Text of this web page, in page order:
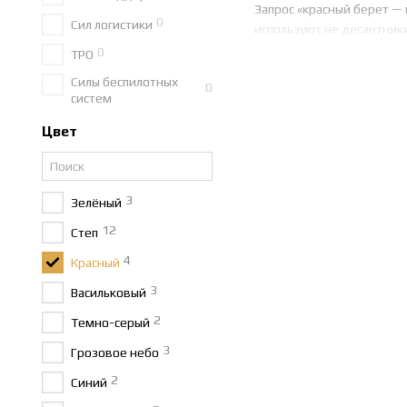
Запрос «красный берет —
используют не
Сил логистики 0
ТРО 0
Силы беспилотных
систем
0
Цвет
Зелёный 3
Степ 12
Красный 4
Васильковый 3
Темно-серый 2
Грозовое небо 3
Синий 2